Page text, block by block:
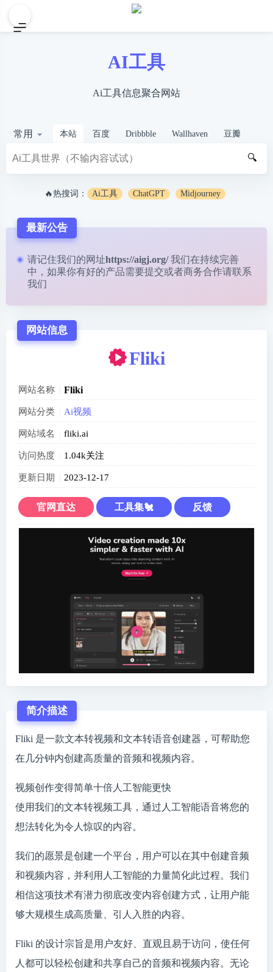
AI工具
Ai工具信息聚合网站
常用 本站 百度 Dribbble Wallhaven 豆瓣
🔍
🔥热搜词： Ai工具 ChatGPT Midjourney
最新公告
请记住我们的网址https://aigj.org/ 我们在持续完善
中，如果你有好的产品需要提交或者商务合作请联系
我们
网站信息
Fliki
网站名称 Fliki
网站分类 Ai视频
网站域名 fliki.ai
访问热度 1.04k关注
更新日期 2023-12-17
官网直达 工具集🐔 反馈
简介描述
Fliki 是一款文本转视频和文本转语音创建器，可帮助您
在几分钟内创建高质量的音频和视频内容。
视频创作变得简单十倍人工智能更快
使用我们的文本转视频工具，通过人工智能语音将您的
想法转化为令人惊叹的内容。
我们的愿景是创建一个平台，用户可以在其中创建音频
和视频内容，并利用人工智能的力量简化此过程。我们
相信这项技术有潜力彻底改变内容创建方式，让用户能
够大规模生成高质量、引人入胜的内容。
Fliki 的设计宗旨是用户友好、直观且易于访问，使任何
人都可以轻松创建和共享自己的音频和视频内容。无论